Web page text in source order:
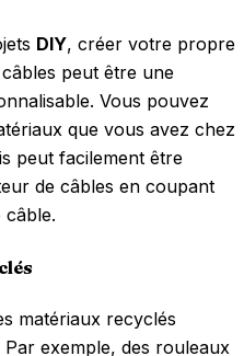
DIY, créer votre propre
peut être une
Vous pouvez
que vous avez chez
peut facilement être
de câbles en coupant
matériaux recyclés
exemple, des rouleaux